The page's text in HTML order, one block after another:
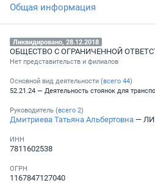
Общая информация
Ликвидировано, 28.12.2018
ОБЩЕСТВО С ОГРАНИЧЕННОЙ
Нет представительств и филиалов
Основной вид деятельности (всего 44)
52.21.24 — Деятельность стоянок для
Руководитель (всего 2)
Дмитриева Татьяна Альбертовна —
ИНН
7811602538
ОГРН
1167847127040